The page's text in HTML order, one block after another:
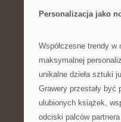
Personalizacja jako
Współczesne trendy
maksymalnej
unikalne dzieła sztuki
Grawery przestały
ulubionych książek,
odciski palców